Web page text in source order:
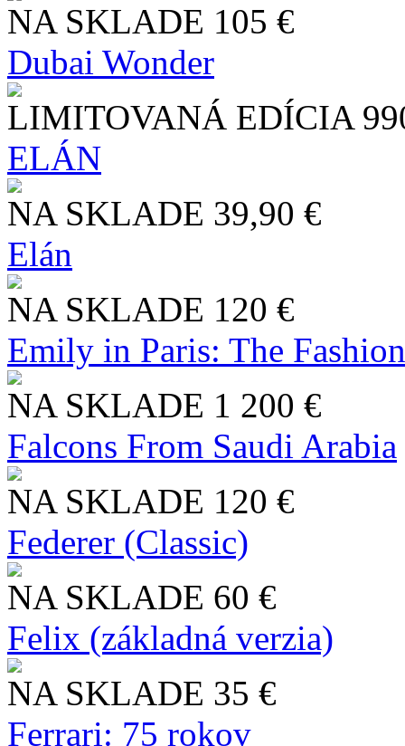
NA SKLADE 105 €
Dubai Wonder
LIMITOVANÁ EDÍCIA
ELÁN
NA SKLADE 39,90 €
Elán
NA SKLADE 120 €
Emily in Paris: The
NA SKLADE 1 200 €
Falcons From Saudi Arabia
NA SKLADE 120 €
Federer (Classic)
NA SKLADE 60 €
Felix (základná verzia)
NA SKLADE 35 €
Ferrari: 75 rokov